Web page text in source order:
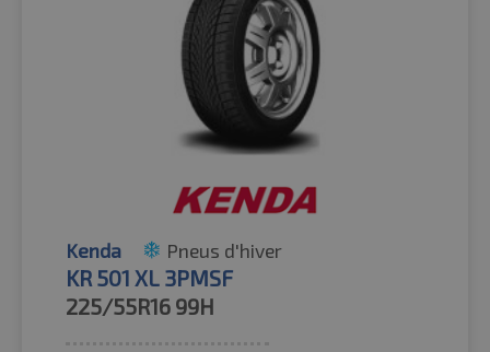
Kenda Pneus d'hiver
KR 501 XL 3PMSF
225/55R16 99H